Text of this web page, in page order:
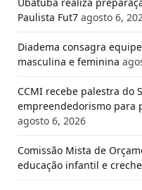
Paulista Fut7 agosto 6,
Diadema consagra
masculina e feminina
CCMI recebe palestra do
empreendedorismo para
agosto 6, 2026
Comissão Mista de
educação infantil e